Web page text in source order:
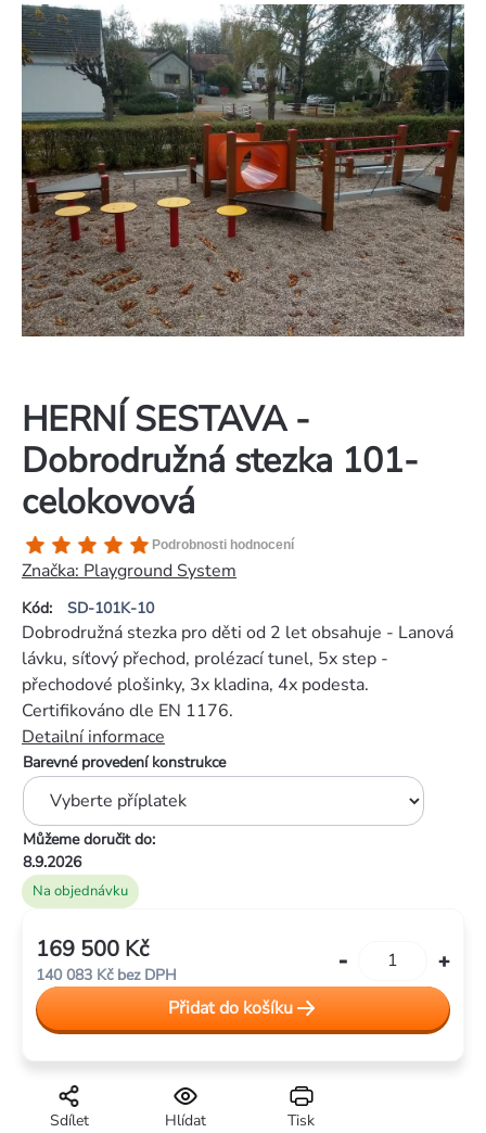
HERNÍ SESTAVA -
Dobrodružná stezka 101-
celokovová
Kód: SD-101K-10
Průměrné
hodnocení
produktu
je
5,0
5
hvězdiček.
Podrobnosti hodnocení
Značka: Playground System
Na objednávku
Barevné provedení konstrukce
Můžeme doručit do:
8.9.2026
Dobrodružná stezka pro děti od 2 let obsahuje - Lanová
lávku, síťový přechod, prolézací tunel, 5x step -
přechodové plošinky, 3x kladina, 4x podesta.
Certifikováno dle EN 1176.
Detailní informace
Tisk
Hlídat
Sdílet
169 500 Kč
140 083 Kčbez DPH
cena:
Přidat do košíku